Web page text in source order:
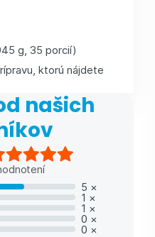
g, 35 porcií)
ktorú nájdete
našich
5 ×
1 ×
1 ×
0 ×
0 ×